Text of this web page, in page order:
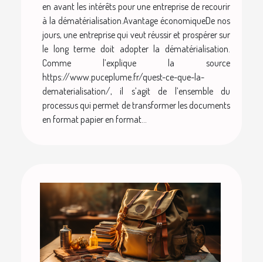
en avant les intérêts pour une entreprise de recourir
à la dématérialisation.Avantage économiqueDe nos
jours, une entreprise qui veut réussir et prospérer sur
le long terme doit adopter la dématérialisation.
Comme l’explique la source
https://www.puceplume.fr/quest-ce-que-la-
dematerialisation/, il s’agit de l’ensemble du
processus qui permet de transformer les documents
en format papier en format...